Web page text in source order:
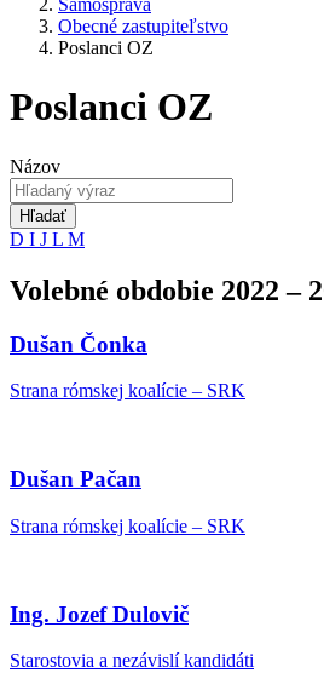
Samospráva
Obecné zastupiteľstvo
Poslanci OZ
Poslanci OZ
Názov
Hľadať
D I J L M
Volebné obdobie 2022 –
Dušan Čonka
Strana rómskej koalície – SRK
Dušan Pačan
Strana rómskej koalície – SRK
Ing. Jozef Dulovič
Starostovia a nezávislí kandidáti